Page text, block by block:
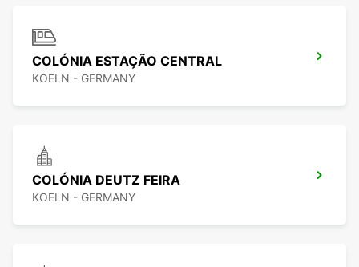
COLÓNIA ESTAÇÃO CENTRAL
KOELN - GERMANY
COLÓNIA DEUTZ FEIRA
KOELN - GERMANY